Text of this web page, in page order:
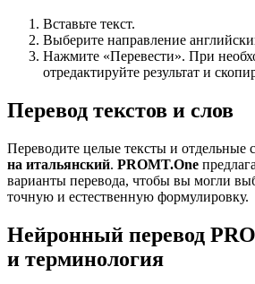
Вставьте текст.
Выберите направление
Нажмите «Перевести». При
отредактируйте результат и
Перевод текстов и слов
Переводите целые тексты и отдельные
на итальянский. PROMT.One
варианты перевода, чтобы вы могли
точную и естественную формулировку.
Нейронный перевод
и терминология